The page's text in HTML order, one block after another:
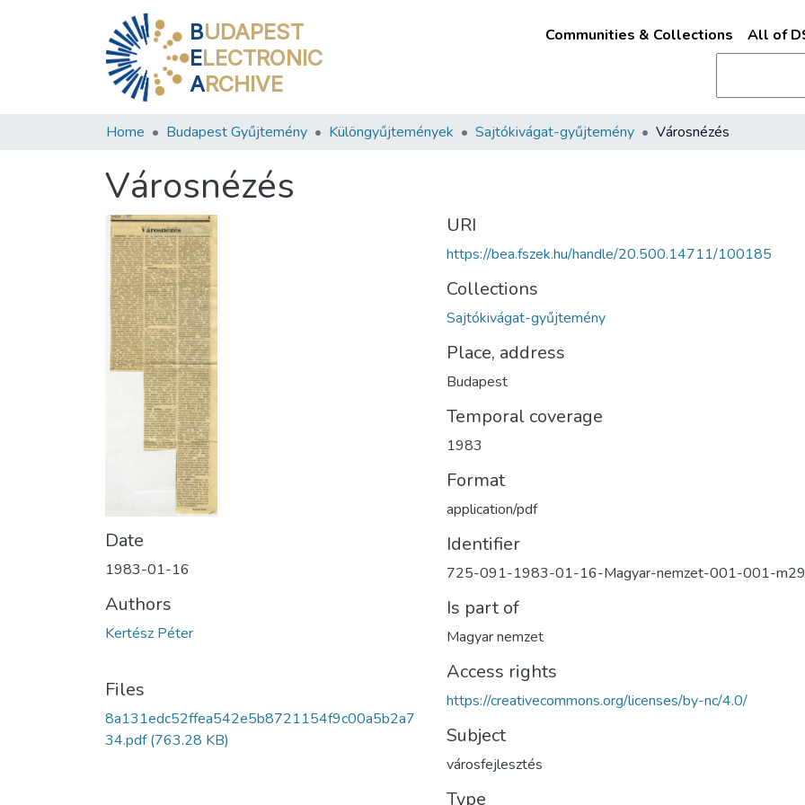
BUDAPEST
ELECTRONIC
ARCHIVE
Communities & Collections All of
Home Budapest Gyűjtemény Különgyűjtemények Sajtókivágat-gyűjtemény Városnézés
Városnézés
Date
1983-01-16
Authors
Kertész Péter
Files
8a131edc52ffea542e5b8721154f9c00a5b2a7
34.pdf(763.28 KB)
URI
https://bea.fszek.hu/handle/20.500.14711/100185
Collections
Sajtókivágat-gyűjtemény
Place, address
Budapest
Temporal coverage
1983
Format
application/pdf
Identifier
725-091-1983-01-16-Magyar-nemzet-001-001-
Is part of
Magyar nemzet
Access rights
https://creativecommons.org/licenses/by-nc/4.0/
Subject
városfejlesztés
Type